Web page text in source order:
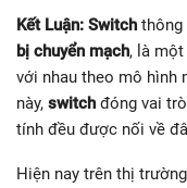
Kết Luận: Switch thông
bị chuyển mạch, là
với nhau theo mô hình
này, switch đóng vai
tính đều được nối về
Hiện nay trên thị